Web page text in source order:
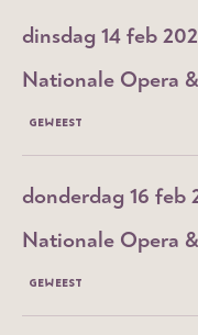
dinsdag 14 feb
Nationale Opera
GEWEEST
donderdag 16 feb
Nationale Opera
GEWEEST